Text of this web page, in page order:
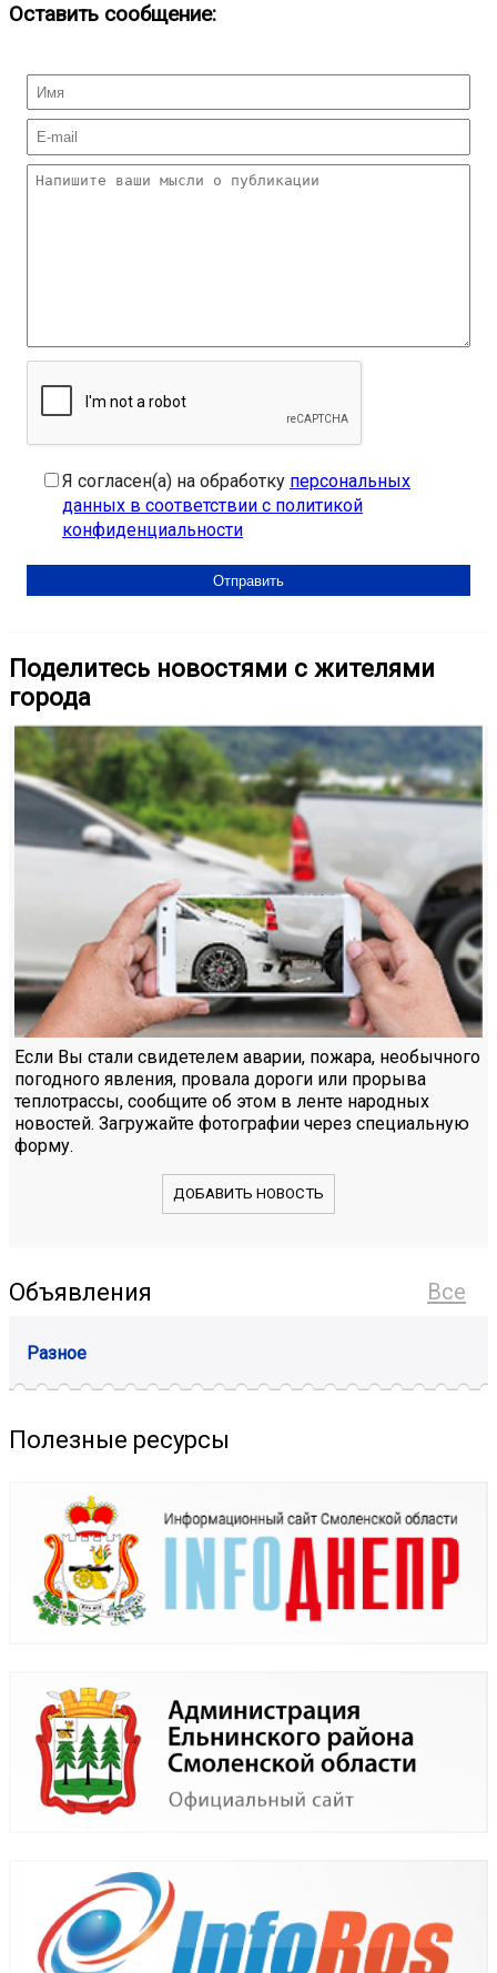
Оставить сообщение:
Я согласен(а) на обработку персональных
данных в соответствии с политикой
конфиденциальности
Поделитесь новостями с жителями
города
Если Вы стали свидетелем аварии, пожара, необычного
погодного явления, провала дороги или прорыва
теплотрассы, сообщите об этом в ленте народных
новостей. Загружайте фотографии через специальную
форму.
ДОБАВИТЬ НОВОСТЬ
Все
Объявления
Разное
Полезные ресурсы